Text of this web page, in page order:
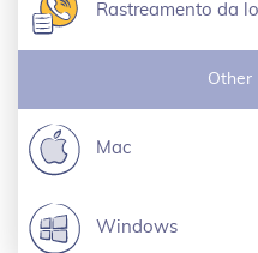
Rastreamento da
Other
Mac
Windows